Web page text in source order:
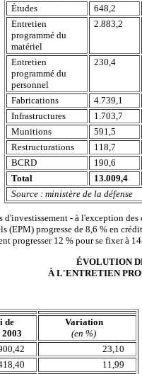
Études
648,2
Entretien
programmé du
matériel
2.883,2
Entretien
programmé du
personnel
230,4
Fabrications 4.739,1
Infrastructures
1.703,7
Munitions
591,5
Restructurations
118,7
BCRD
190,6
Total
13.009,4
Source : ministère de la défense
- à l'exception
(EPM) progresse de 8,6 % en
progresser 12 % pour se fixer à
ÉVOLUTION
À L'ENTRETIEN
de
Variation
(en %)
23,10
11,99